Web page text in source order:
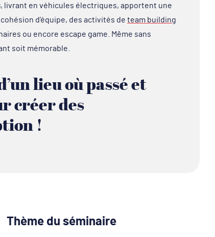
, livrant en véhicules électriques, apportent une
d’équipe, des activités de team building
ou encore escape game. Même sans
soit mémorable.
lieu où passé et
créer des
!
Thème du séminaire